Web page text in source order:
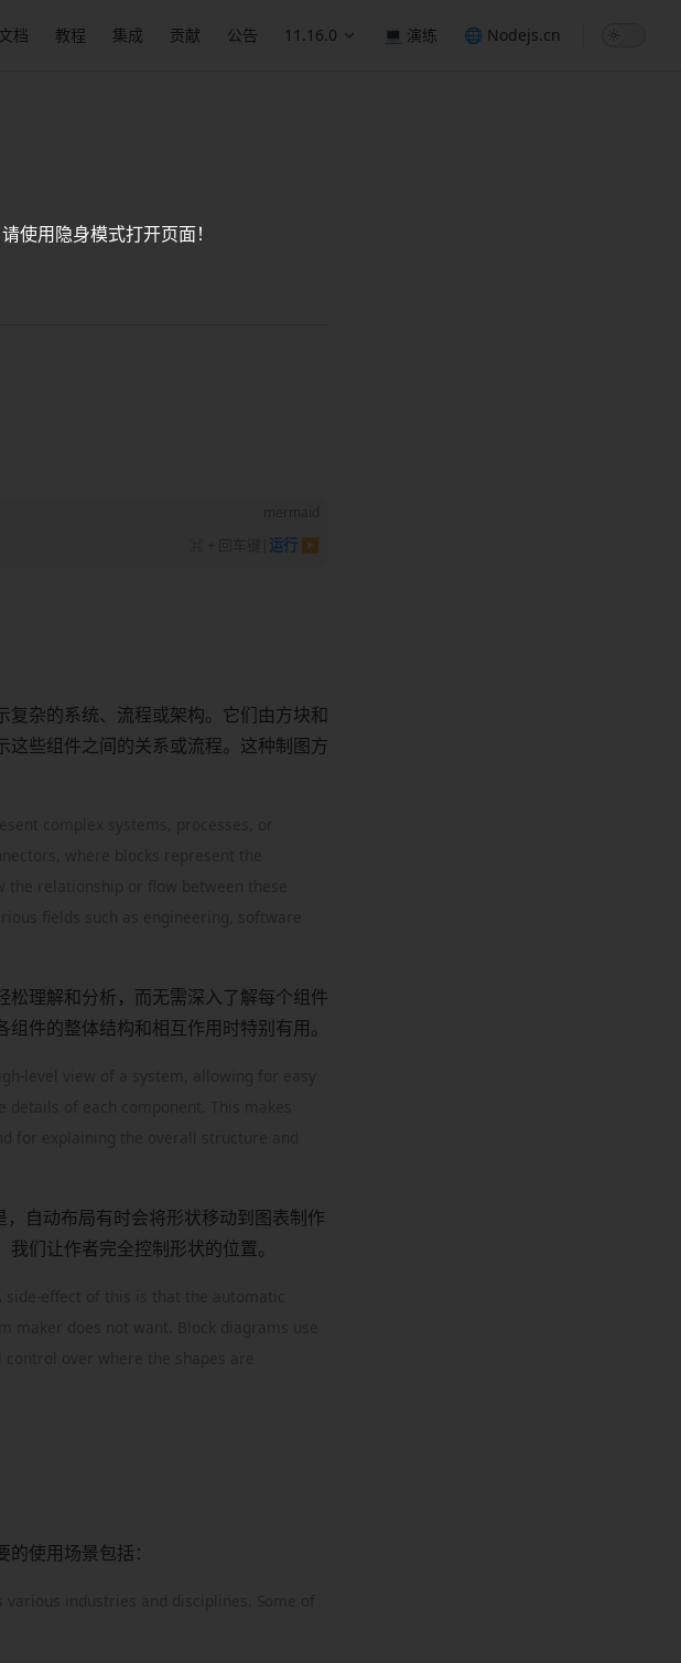
文档 教程 集成 贡献 公告 11.16.0 💻 演练 🌐 Nodejs.cn
运行 ▶
杂的系统、流程或架构。它们由方块和
些组件之间的关系或流程。这种制图方
complex systems, processes, or
理解和分析，而无需深入了解每个组件
件的整体结构和相互作用时特别有用。
level view of a system, allowing for easy
自动布局有时会将形状移动到图表制作
们让作者完全控制形状的位置。
effect of this is that the automatic
使用场景包括：
industries and disciplines. Some of
使用隐身模式打开页面！